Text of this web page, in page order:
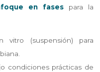
en fasespara la
vitro (suspensión) para
condiciones prácticas de